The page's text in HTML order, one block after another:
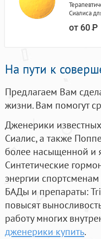
Сиалиса
от 60Р
На пути к
Предлагаем Вам
жизни. Вам помогут
Дженерики
Сиалис, а также
более насыщенной и
Синтетические
энергии
БАДы и препараты:
повысят
работу многих
дженерики купить.